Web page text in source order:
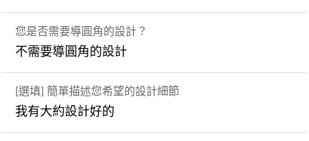
您是否需要導圓角的設計？
不需要導圓角的設計
[選填] 簡單描述您希望的設計細節
我有大約設計好的